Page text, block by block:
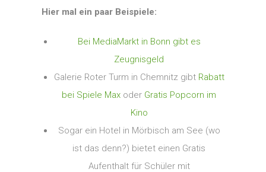
Hier mal ein paar Beispiele:
Bei MediaMarkt in Bonn gibt es
Zeugnisgeld
Galerie Roter Turm in Chemnitz gibt Rabatt
bei Spiele Max oder Gratis Popcorn im
Kino
Sogar ein Hotel in Mörbisch am See (wo
ist das denn?) bietet einen Gratis
Aufenthalt für Schüler mit